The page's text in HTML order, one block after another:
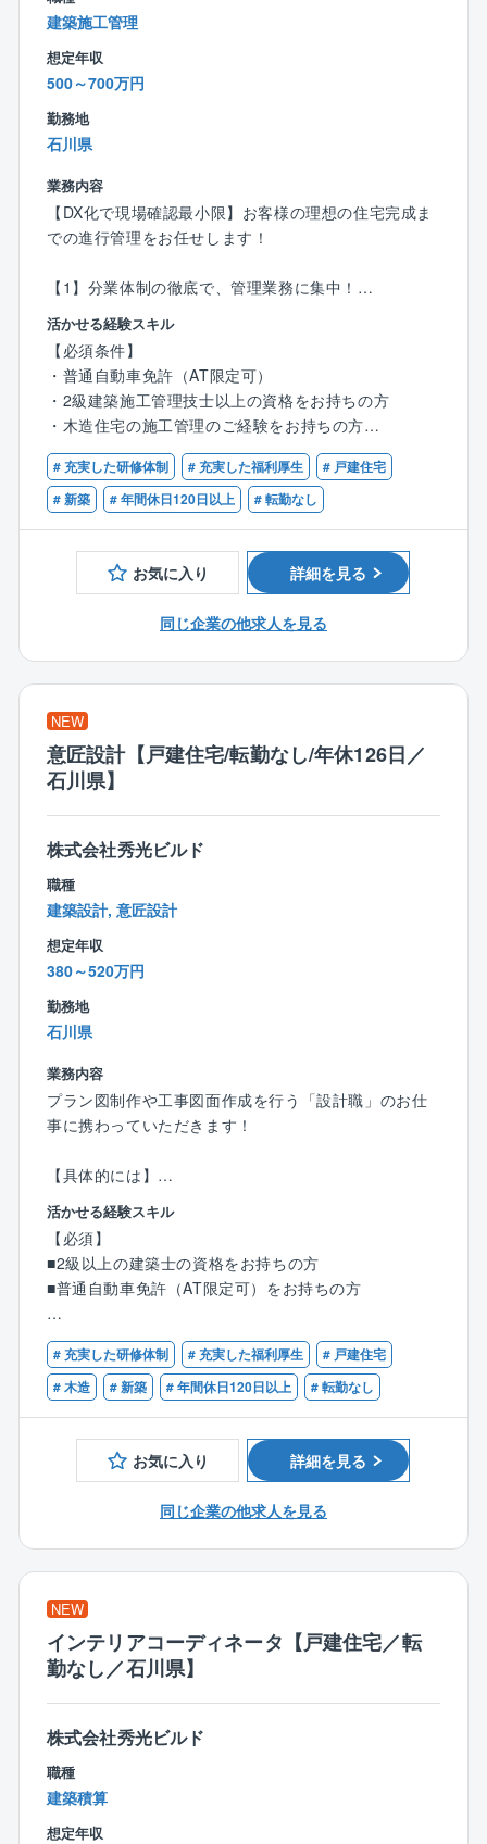
■働き方：
残業は月あたり10～20時間程度となり、支店は18時に
■稼いでいる方の例：
15年目 係長／年収1,633万円（月収43.4万円＋歩合
＋賞与＋残業代）
７年目 係長／年収1,035万円（月収30.8万円＋歩合＋
賞与＋残業代）
３年目 主任／年収921万円（月収29.6万円＋歩合＋
賞与＋残業代）
２年目 主任／年収862万円（月収29.5万円＋歩合＋
賞与＋残業代）
■福利厚生：
住宅手当、子ども同伴勤務制度、半日/時間単位有給休
暇制度など福利厚生の充実度向上を図り、従業員が健
康で安心して働ける環境の整備への取り組みをより一
層積極的、継続的に推進してまいります。
■同社について：
「日本の家は高すぎる」。今から20数年前、創業者の
玉木康裕がアメリカを訪れたときに感じたこの想いこ
そ、タマホームの原点です。
ます。
建築施工管理
想定年収
500～700万円
勤務地
石川県
業務内容
【DX化で現場確認最小限】お客様の理想の住宅完成ま
での進行管理をお任せします！
【1】分業体制の徹底で、管理業務に集中！
・営業：着工前までの打ち合わせ対応
・インテリアコーディネーター：プレゼン資料作成
・メンテナンス担当：引き渡し後のフォロー
…と分業制のため、施工管理は【原価・工程・品質・
安全管理】に注力できます！
1人あたり、6案件程を担当。1案件あたり平均3カ月～
4カ月程です。
【2】出張は一切なし！
現場は、配属店舗から車で1時間圏内。1日あたり1～2
件ほど回るため、移動の負担も少ない環境です。
【3】システム導入による効率化を進めています！
『ANDPAD』という業務支援システムを導入。現場に
行かなくても施工状況を常に確認でき、チャット機能
で指示を出すことが可能。そのため、残業も少なめで
す。
＜入社後の流れ＞
入社後の研修はOJT研修が中心。
マンツーマンで2カ月程研修を行い、導入研修で業務の
流れや専門用語などを学びます。
現場では、教えてくれるのを待っているだけでは成長
スピードも遅いため、分からないことがあれば積極的
に質問を行う姿勢がとても重要となります。
していきます。毎月2件の完工を目標に、お客様の想い
をカタチにしていきましょう！
＜ここもPOINT＞
★収入もキャリアもアップ
がほとんど。
手当も支給される上、実績や経験に応じてキャリアも
アップ。頑張りが必ず報われる環境です。
さらに、現場の管理1件ごとにインセンティブが支給さ
れるため、担当した分だけ収入がアップしていきま
す。
★効率的に業務を管理
現場の巡回や資料作成・整理など、業務時間を圧迫す
ることが多い施工管理職。
同社では、各現場を効率的に管理できるよう、施工管
理アプリシステム『ANDPAD』を導入。
直接現場へ行かなくても、いつでもどこでもスケジュ
ール・現状の把握が可能なため、移動に時間を取られ
活かせる経験スキル
【必須条件】
・普通自動車免許（AT限定可）
・2級建築施工管理技士以上の資格をお持ちの方
・木造住宅の施工管理のご経験をお持ちの方
【歓迎条件】
・1級建築施工管理をお持ちの方
# 充実した研修体制 # 充実した福利厚生
# 戸建住宅
# 新築
# 年間休日120日以上 # 転勤なし
お気に入り 詳細を見る
同じ企業の他求人を見る
NEW
意匠設計【戸建住宅/転勤なし/年休126日／
石川県】
株式会社秀光ビルド
職種
建築設計, 意匠設計
想定年収
380～520万円
勤務地
石川県
業務内容
プラン図制作や工事図面作成を行う「設計職」のお仕
事に携わっていただきます！
【具体的には】
■CADを使った図面作成
■住宅や、小規模建築のプランニング・自由設計・企画
設計
■各所申請業務 など
※分業体制のため、設計業務のみに集中できます！
1人あたりの案件数は10件～15件程を担当。
お客様のご要望をもとに、住宅のコンセプトを決定。
見た目の美しさや機能性などを考慮しながら、外観内
装設計・図面作成・確認申請等を行います。
＜入社後の流れ＞
入社後は、3カ月～半年間のOJT研修を通じて業務を習
・座学研修
∟CADの使い方や打ち合わせ時のポイントを学びま
す。
・先輩社員との同行
∟まずは図面のトレースなど簡単な業務からスター
ト。
・独り立ちまでのサポート
∟未経験者でも約1年で独り立ちが可能。
経験者にはスキルに応じた業務をお任せします。
＜仕事の魅力＞
◆お客様の理想を叶えるやりがい◆
活かせる経験スキル
【必須】
■2級以上の建築士の資格をお持ちの方
■普通自動車免許（AT限定可）をお持ちの方
【優遇条件】
■CADオペレーターのご経験
■建築設計のご経験
■設計事務所でのご経験
■建設業者・工務店・インテリア業界でのご経験
# 充実した研修体制 # 充実した福利厚生
# 戸建住宅
# 木造
# 新築 # 年間休日120日以上 # 転勤なし
お気に入り 詳細を見る
同じ企業の他求人を見る
NEW
インテリアコーディネータ【戸建住宅／転
勤なし／石川県】
株式会社秀光ビルド
職種
建築積算
想定年収